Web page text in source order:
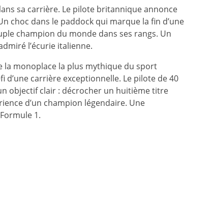
sa carrière. Le pilote britannique annonce
choc dans le paddock qui marque la fin d’une
champion du monde dans ses rangs. Un
l’écurie italienne.
monoplace la plus mythique du sport
carrière exceptionnelle. Le pilote de 40
objectif clair : décrocher un huitième titre
d’un champion légendaire. Une
1.